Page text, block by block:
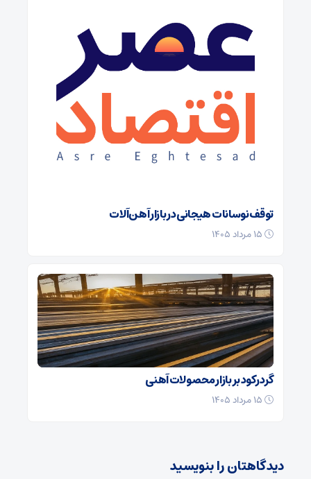
توقف نوسانات هیجانی در بازار آهن‌آلات
گرد رکود بر بازار محصولات آهنی
دیدگاهتان را بنویسید